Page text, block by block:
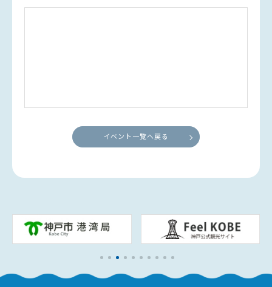
イベント一覧へ戻る